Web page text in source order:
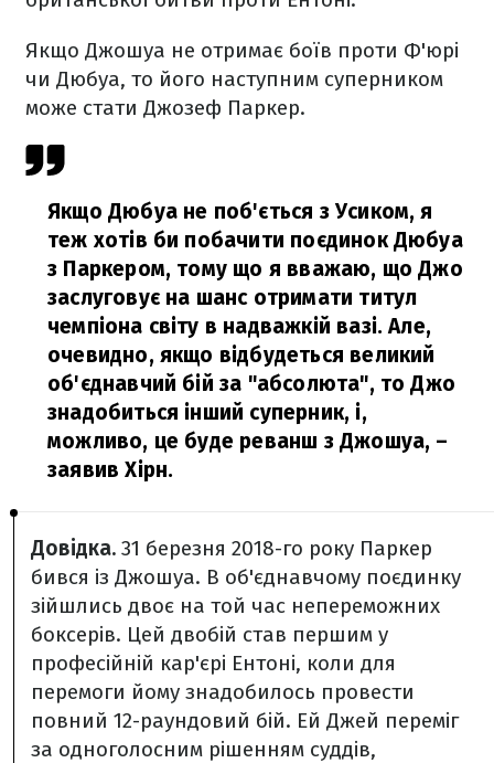
Якщо Джошуа не отримає боїв проти Ф'юрі
чи Дюбуа, то його наступним суперником
може стати Джозеф Паркер.
Якщо Дюбуа не поб'ється з Усиком, я
теж хотів би побачити поєдинок Дюбуа
з Паркером, тому що я вважаю, що Джо
заслуговує на шанс отримати титул
чемпіона світу в надважкій вазі. Але,
очевидно, якщо відбудеться великий
об'єднавчий бій за "абсолюта", то Джо
знадобиться інший суперник, і,
можливо, це буде реванш з Джошуа, –
заявив Хірн.
Довідка. 31 березня 2018-го року Паркер
бився із Джошуа. В об'єднавчому поєдинку
зійшлись двоє на той час непереможних
боксерів. Цей двобій став першим у
професійній кар'єрі Ентоні, коли для
перемоги йому знадобилось провести
повний 12-раундовий бій. Ей Джей переміг
за одноголосним рішенням суддів,